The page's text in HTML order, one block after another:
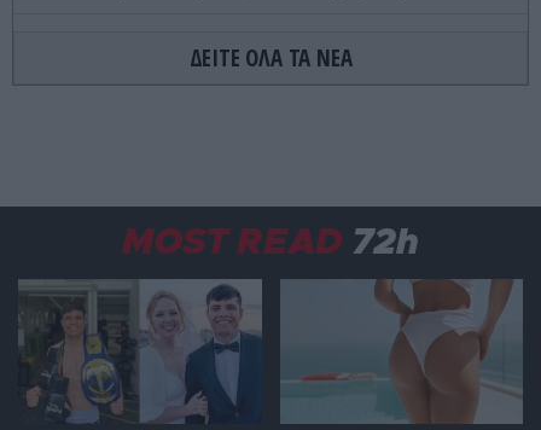
CELEBRITIES 20:29
Α.Ηλιάδη: «Ανεβαίνοντας για το χωριό είδα
για «εχθρικά» πλοία – Πρόστιμα έως 20% στα
φορτία
GOOD LIFE
Διατροφολόγος αποκαλύπτει: Αυτές είναι οι 9
τροφές που δεν πρέπει να αγοράζετε από το
σούπερ μάρκετ
ΔΕΙΤΕ ΟΛΑ ΤΑ ΝΕΑ
MOST READ 72h